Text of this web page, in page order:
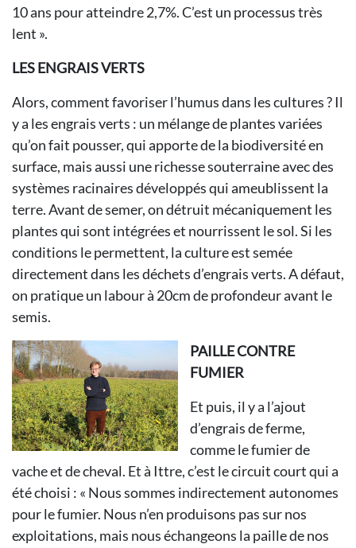
10 ans pour atteindre 2,7%. C’est un processus très
lent ».
LES ENGRAIS VERTS
Alors, comment favoriser l’humus dans les cultures ? Il
y a les engrais verts : un mélange de plantes variées
qu’on fait pousser, qui apporte de la biodiversité en
surface, mais aussi une richesse souterraine avec des
systèmes racinaires développés qui ameublissent la
terre. Avant de semer, on détruit mécaniquement les
plantes qui sont intégrées et nourrissent le sol. Si les
conditions le permettent, la culture est semée
directement dans les déchets d’engrais verts. A défaut,
on pratique un labour à 20cm de profondeur avant le
semis.
PAILLE CONTRE
FUMIER
Et puis, il y a l’ajout
d’engrais de ferme,
comme le fumier de
vache et de cheval. Et à Ittre, c’est le circuit court qui a
été choisi : « Nous sommes indirectement autonomes
pour le fumier. Nous n’en produisons pas sur nos
exploitations, mais nous échangeons la paille de nos